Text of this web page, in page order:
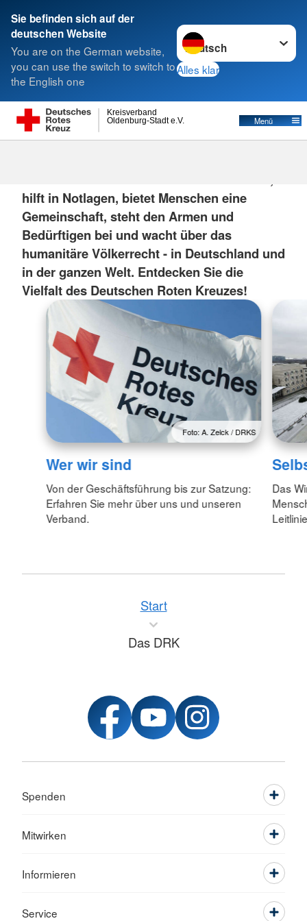
Sie befinden sich auf der
deutschen Website
You are on the German website,
you can use the switch to switch to
the English one
Sprache wechseln zu
Alles klar
Oldenburg-Stadt e.V.
Kreisverband
Menü
Suche
hilft in Notlagen, bietet Menschen eine
Gemeinschaft, steht den Armen und
Bedürftigen bei und wacht über das
humanitäre Völkerrecht - in Deutschland und
in der ganzen Welt. Entdecken Sie die
Vielfalt des Deutschen Roten Kreuzes!
Foto: A. Zelck / DRKS
Wer wir sind
Von der Geschäftsführung bis zur Satzung:
Erfahren Sie mehr über uns und unseren
Verband.
Das
Start
Das DRK
Spenden
Mitwirken
Informieren
Service